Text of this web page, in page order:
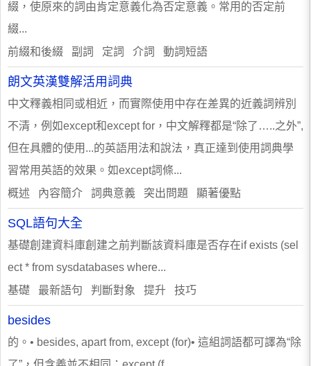
綴，使原來的詞由肯定意義化為否定意義。常用的否定前
綴...
前綴和後綴 副詞 定詞 介詞 動詞短語
朗文英漢雙解活用詞典
中文釋義相同或相近，而實際使用中存在差異的近義詞辨別
不清，例如except和except for，中文解釋都是“除了…..之外”,
但在具體的使用...的英語用法和說法，真正達到使用詞典學
習常用英語的效果。如except詞條...
概述 內容簡介 詞典意義 突出問題 顯著優點
SQL語句大全
基礎創建資料庫創建之前判斷該資料庫是否存在if exists (sel
ect * from sysdatabases where...
基礎 最新語句 判斷對象 提升 技巧
besides
的。• besides, apart from, except (for)• 這組詞語都可譯為“除